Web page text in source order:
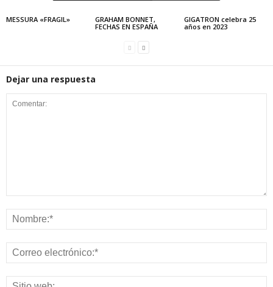
MESSURA «FRAGIL»
GRAHAM BONNET,
FECHAS EN ESPAÑA
GIGATRON celebra 25
años en 2023
Dejar una respuesta